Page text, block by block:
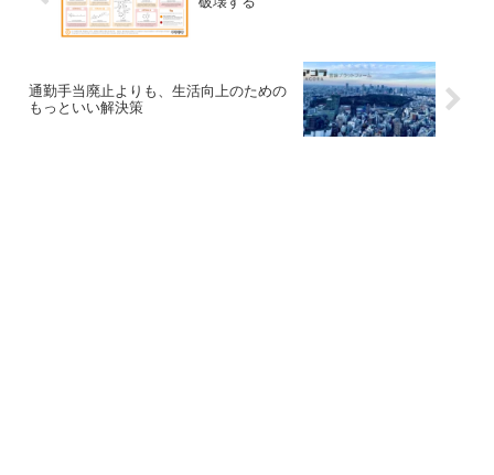
通勤手当廃止よりも、生活向上のための
もっといい解決策